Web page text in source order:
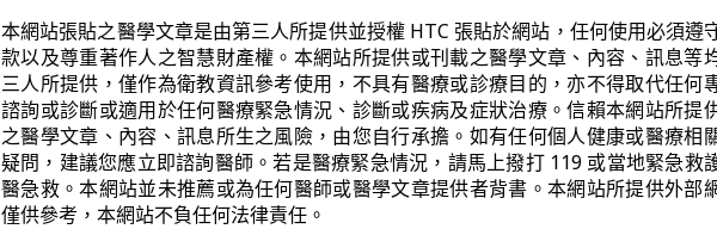
本網站張貼之醫學文章是由第三人所提供並授權 HTC 張貼於網站，任何使用必須遵
款以及尊重著作人之智慧財產權。本網站所提供或刊載之醫學文章、內容、訊息等
三人所提供，僅作為衛教資訊參考使用，不具有醫療或診療目的，亦不得取代任何
諮詢或診斷或適用於任何醫療緊急情況、診斷或疾病及症狀治療。信賴本網站所提
之醫學文章、內容、訊息所生之風險，由您自行承擔。如有任何個人健康或醫療相
疑問，建議您應立即諮詢醫師。若是醫療緊急情況，請馬上撥打 119 或當地緊急救
醫急救。本網站並未推薦或為任何醫師或醫學文章提供者背書。本網站所提供外部
僅供參考，本網站不負任何法律責任。